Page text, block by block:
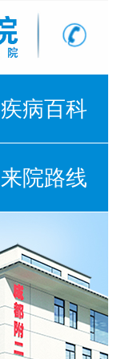
疾病百科
来院路线